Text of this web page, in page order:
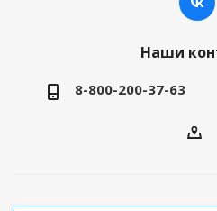
Наши
8-800-200-37-63